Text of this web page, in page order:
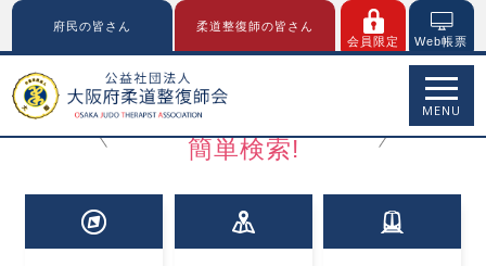
府民の皆さん
柔道整復師の皆さん
会員限定
Web帳票
MENU
近くの整・接骨院を
簡単検索!